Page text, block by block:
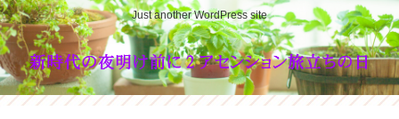
Just another WordPress site